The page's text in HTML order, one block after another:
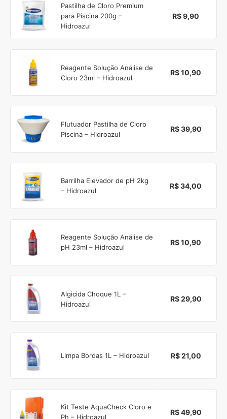
Pastilha de Cloro Premium
para Piscina 200g –
Hidroazul
R$ 9,90
Reagente Solução Análise de
Cloro 23ml – Hidroazul
R$ 10,90
Flutuador Pastilha de Cloro
Piscina – Hidroazul
R$ 39,90
Barrilha Elevador de pH 2kg
– Hidroazul
R$ 34,00
Reagente Solução Análise de
pH 23ml – Hidroazul
R$ 10,90
Algicida Choque 1L –
Hidroazul
R$ 29,90
Limpa Bordas 1L – Hidroazul R$ 21,00
Kit Teste AquaCheck Cloro e
Ph – Hidroazul
R$ 49,90